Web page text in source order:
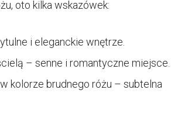
oto kilka wskazówek:
i eleganckie wnętrze.
– senne i romantyczne miejsce.
kolorze brudnego różu – subtelna